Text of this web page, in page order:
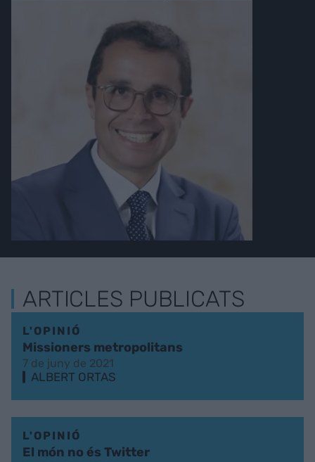
ARTICLES PUBLICATS
L'OPINIÓ
Missioners metropolitans
7 de juny de 2021
ALBERT ORTAS
L'OPINIÓ
El món no és Twitter